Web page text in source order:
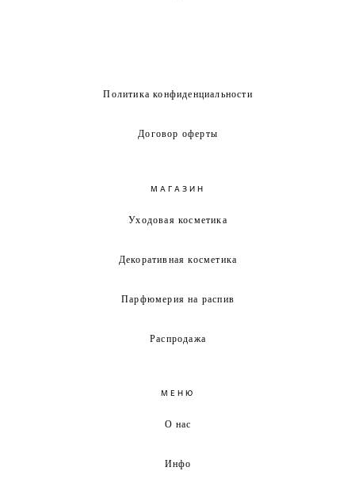
Политика конфиденциальности
Договор оферты
МАГАЗИН
Уходовая косметика
Декоративная косметика
Парфюмерия на распив
Распродажа
МЕНЮ
О нас
Инфо